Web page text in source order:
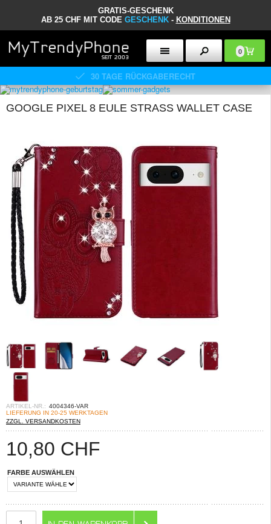
GRATIS-GESCHENK
AB 25 CHF MIT CODE GESCHENK- KONDITIONEN
0
30 TAGE RÜCKGABERECHT
GOOGLE PIXEL 8 EULE STRASS WALLET CASE
ARTIKEL-NR.: 4004346-VAR
LIEFERUNG IN 20-25 WERKTAGEN
ZZGL. VERSANDKOSTEN
10,80 CHF
FARBE AUSWÄHLEN